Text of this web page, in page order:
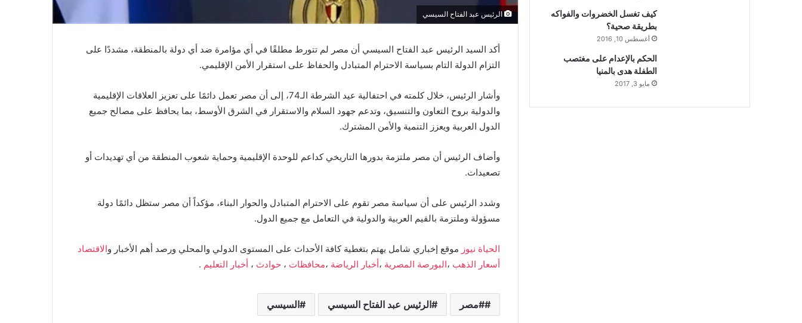
الرئيس عبد الفتاح السيسي
أكد السيد الرئيس عبد الفتاح السيسي أن مصر لم تتورط مطلقًا في أي مؤامرة ضد أي دولة بالمنطقة، مشددًا على
التزام الدولة التام بسياسة الاحترام المتبادل والحفاظ على استقرار الأمن الإقليمي.
وأشار الرئيس، خلال كلمته في احتفالية عيد الشرطة الـ74، إلى أن مصر تعمل دائمًا على تعزيز العلاقات الإقليمية
والدولية بروح التعاون والتنسيق، وتدعم جهود السلام والاستقرار في الشرق الأوسط، بما يحافظ على مصالح جميع
الدول العربية ويعزز التنمية والأمن المشترك.
وأضاف الرئيس أن مصر ملتزمة بدورها التاريخي كداعم للوحدة الإقليمية وحماية شعوب المنطقة من أي تهديدات أو
تصعيدات.
وشدد الرئيس على أن سياسة مصر تقوم على الاحترام المتبادل والحوار البناء، مؤكداً أن مصر ستظل دائمًا دولة
مسؤولة وملتزمة بالقيم العربية والدولية في التعامل مع جميع الدول.
الحياة نيوز موقع إخباري شامل يهتم بتغطية كافة الأحداث على المستوى الدولي والمحلي ورصد أهم الأخبار والاقتصاد
أسعار الذهب ،البورصة المصرية ،أخبار الرياضة ،محافظات ، حوادث ، أخبار التعليم .
#مصر الرئيس عبد الفتاح السيسي السيسي
كيف تغسل الخضروات والفواكه
بطريقة صحية؟
أغسطس 10, 2016
الحكم بالإعدام على مغتصب
الطفلة هدى بالمنيا
مايو 3, 2017